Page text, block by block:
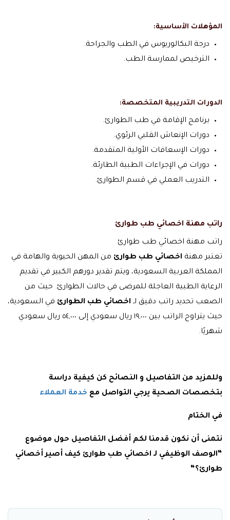
المؤهلات الأساسية:
درجة البكالوريوس في الطب والجراحة.
الترخيص لممارسة الطب.
الدورات التدريبية المتخصصة:
برنامج الإقامة في طب الطوارئ.
دورات الإنعاش القلبي الرئوي.
دورات الإسعافات الأولية المتقدمة.
دورات في الإجراءات الطبية الطارئة.
التدريب العملي في قسم الطوارئ.
راتب مهنة اخصائي طب طوارئ
راتب مهنة اخصائي طب طوارئ
تعتبر مهنة اخصائي طب طوارئ من المهن الحيوية والهامة في
المملكة العربية السعودية، ويتم تقدير دورهم الكبير في تقديم
الرعاية الطبية العاجلة للمرضى في حالات الطوارئ. حيث من
الصعب تحديد راتب دقيق لـ اخصائي طب الطوارئ في السعودية،
حيث يتراوح الراتب بين ١٩,٠٠٠ ريال سعودي إلى ٥٤,٠٠٠ ريال سعودي
شهريًا.
وللمزيد من التفاصيل و النصائح كن كيفية دراسة
بتخصصات الصحية يرجي التواصل مع خدمة العملاء
في الختام
نتمنى أن نكون قدمنا لكم أفضل التفاصيل حول موضوع
“الوصف الوظيفي لـ اخصائي طب طوارئ كيف أصير أخصائي
طوارئ؟“